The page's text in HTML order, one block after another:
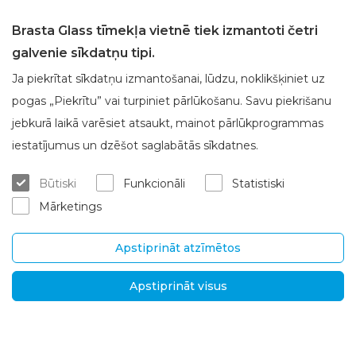
Par Brasta Glass
Karjera
Kontakti
Klientu apkalpošana
Mērījumi un konsultācijas
Garantijas un pēcgarantijas se
rviss
Piegāde un atgriešana
Brasta Glass tīmekļa vietnē tiek izmantoti četri
galvenie sīkdatņu tipi.
Ja piekrītat sīkdatņu izmantošanai, lūdzu, noklikšķiniet uz
pogas „Piekrītu” vai turpiniet pārlūkošanu. Savu piekrišanu
jebkurā laikā varēsiet atsaukt, mainot pārlūkprogrammas
iestatījumus un dzēšot saglabātās sīkdatnes.
Būtiski Funkcionāli
Statistiski
Mārketings
Apstiprināt atzīmētos
Apstiprināt visus